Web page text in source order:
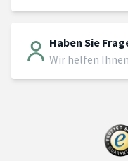
Haben Sie
Wir helfen